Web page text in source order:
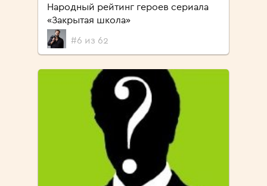
Народный рейтинг героев сериала
«Закрытая школа»
#6 из 62